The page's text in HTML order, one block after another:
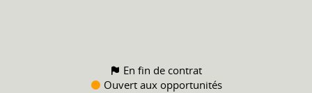
En fin de contrat
Ouvert aux opportunités